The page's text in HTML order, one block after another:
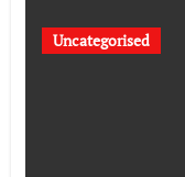
Uncategorised